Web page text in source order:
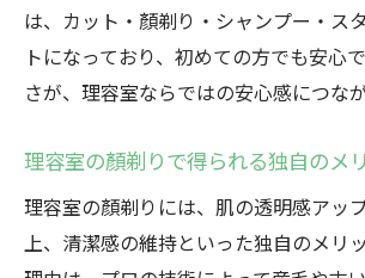
は、カット・顏剃り・シャンプー・ス
トになっており、初めての方でも安心
さが、理容室ならではの安心感につなが
理容室の顏剃りで得られる独自のメ
理容室の顏剃りには、肌の透明感アッ
上、清潔感の維持といった独自のメリ